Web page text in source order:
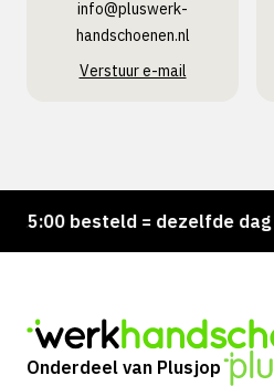
info@pluswerk­
handschoenen.nl
Verstuur e-mail
besteld = dezelfde dag
Onderdeel van Plusjop